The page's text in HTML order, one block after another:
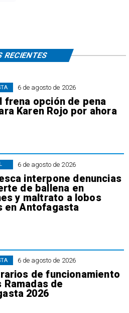
6 de agosto de 2026
frena opción de pena
Karen Rojo por ahora
6 de agosto de 2026
interpone denuncias
de ballena en
y maltrato a lobos
en Antofagasta
6 de agosto de 2026
de funcionamiento
Ramadas de
2026
RECIENTES